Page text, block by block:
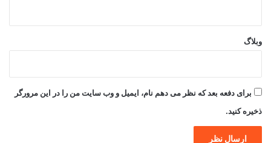
وبلاگ
برای دفعه بعد که نظر می دهم نام، ایمیل و وب سایت من را در این مرورگر
ذخیره کنید.